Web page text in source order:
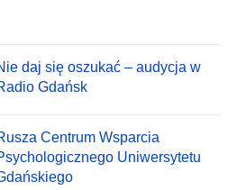
daj się oszukać – audycja w
Gdańsk
Centrum Wsparcia
Uniwersytetu